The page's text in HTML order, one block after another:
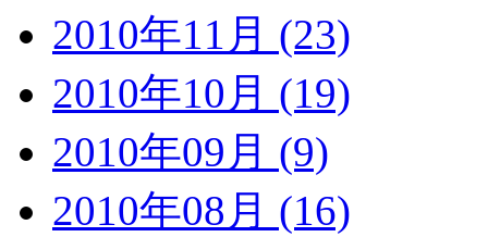
2010年11月 (23)
2010年10月 (19)
2010年09月 (9)
2010年08月 (16)